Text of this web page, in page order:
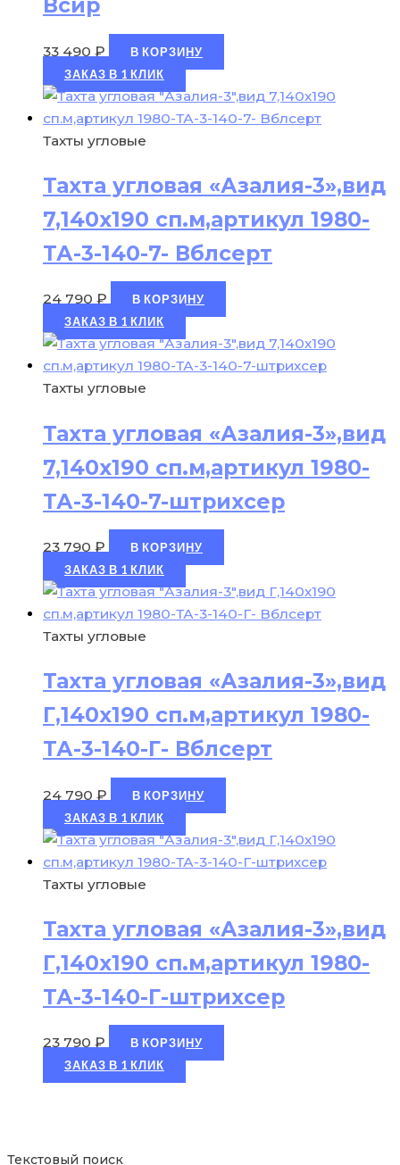
Текстовый поиск
Всир
33 490 ₽
В КОРЗИНУ
ЗАКАЗ В 1 КЛИК
Тахты угловые
Тахта угловая «Азалия-3»,вид
7,140х190 сп.м,артикул 1980-
ТА-3-140-7- Вблсерт
24 790 ₽
В КОРЗИНУ
ЗАКАЗ В 1 КЛИК
Тахты угловые
Тахта угловая «Азалия-3»,вид
7,140х190 сп.м,артикул 1980-
ТА-3-140-7-штрихсер
23 790 ₽
В КОРЗИНУ
ЗАКАЗ В 1 КЛИК
Тахты угловые
Тахта угловая «Азалия-3»,вид
Г,140х190 сп.м,артикул 1980-
ТА-3-140-Г- Вблсерт
24 790 ₽
В КОРЗИНУ
ЗАКАЗ В 1 КЛИК
Тахты угловые
Тахта угловая «Азалия-3»,вид
Г,140х190 сп.м,артикул 1980-
ТА-3-140-Г-штрихсер
23 790 ₽
В КОРЗИНУ
ЗАКАЗ В 1 КЛИК